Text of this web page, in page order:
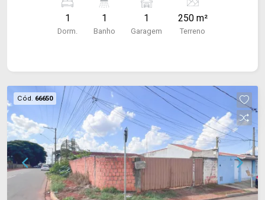
CONSULTE-NOS !
1
Dorm.
1
Banho
1
Garagem
250 m²
Terreno
Cód. 66650